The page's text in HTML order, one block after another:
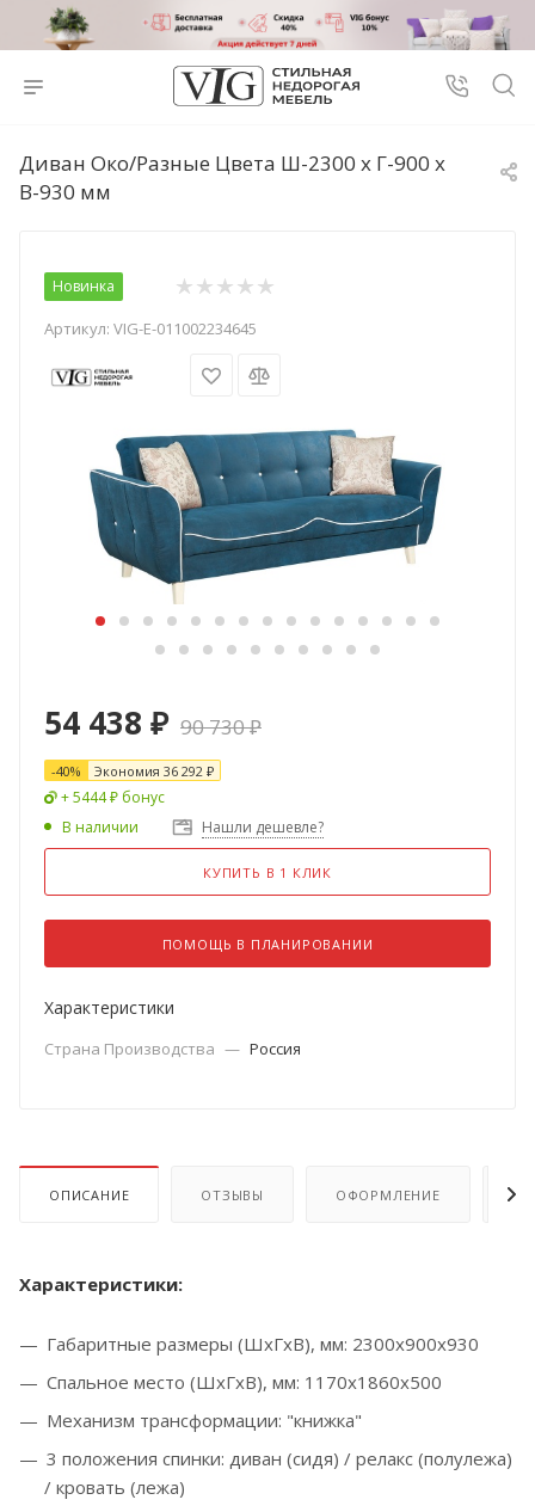
Диван Око/Разные Цвета Ш-2300 х Г-900 х
В-930 мм
Новинка
Артикул: VIG-E-011002234645
54 438 ₽ 90 730₽
-40% Экономия 36 292 ₽
+ 5444 ₽ бонус
В наличии
Нашли дешевле?
КУПИТЬ В 1 КЛИК
ПОМОЩЬ В ПЛАНИРОВАНИИ
Характеристики
Страна Производства — Россия
ОПИСАНИЕ ОТЗЫВЫ ОФОРМЛЕНИЕ
Характеристики:
Габаритные размеры (ШхГхВ), мм: 2300х900х930
Спальное место (ШхГхВ), мм: 1170х1860х500
Механизм трансформации: "книжка"
3 положения спинки: диван (сидя) / релакс (полулежа)
/ кровать (лежа)